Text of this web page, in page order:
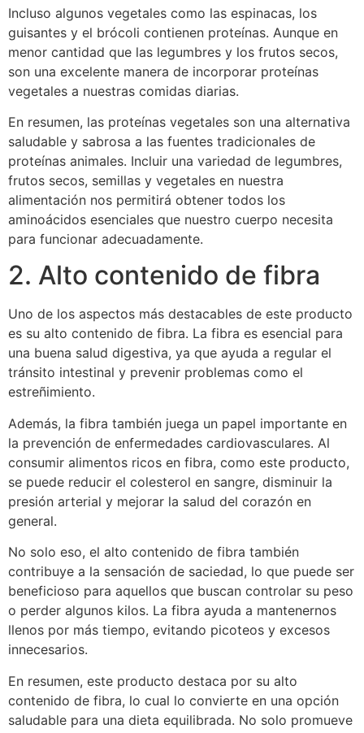
Incluso algunos vegetales como las espinacas, los
guisantes y el brócoli contienen proteínas. Aunque en
menor cantidad que las legumbres y los frutos secos,
son una excelente manera de incorporar proteínas
vegetales a nuestras comidas diarias.
En resumen, las proteínas vegetales son una alternativa
saludable y sabrosa a las fuentes tradicionales de
proteínas animales. Incluir una variedad de legumbres,
frutos secos, semillas y vegetales en nuestra
alimentación nos permitirá obtener todos los
aminoácidos esenciales que nuestro cuerpo necesita
para funcionar adecuadamente.
2. Alto contenido de fibra
Uno de los aspectos más destacables de este producto
es su alto contenido de fibra. La fibra es esencial para
una buena salud digestiva, ya que ayuda a regular el
tránsito intestinal y prevenir problemas como el
estreñimiento.
Además, la fibra también juega un papel importante en
la prevención de enfermedades cardiovasculares. Al
consumir alimentos ricos en fibra, como este producto,
se puede reducir el colesterol en sangre, disminuir la
presión arterial y mejorar la salud del corazón en
general.
No solo eso, el alto contenido de fibra también
contribuye a la sensación de saciedad, lo que puede ser
beneficioso para aquellos que buscan controlar su peso
o perder algunos kilos. La fibra ayuda a mantenernos
llenos por más tiempo, evitando picoteos y excesos
innecesarios.
En resumen, este producto destaca por su alto
contenido de fibra, lo cual lo convierte en una opción
saludable para una dieta equilibrada. No solo promueve